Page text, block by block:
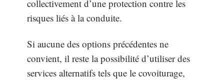
collectivement d’une protection contre les
risques liés à la conduite.
Si aucune des options précédentes ne
convient, il reste la possibilité d’utiliser des
services alternatifs tels que le covoiturage,